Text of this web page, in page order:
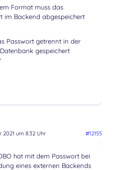
Format muss das
im Backend abgespeichert
Passwort getrennt in der
gespeichert
2021 um 8:32 Uhr #12155
hat mit dem Passwort bei
eines externen Backends